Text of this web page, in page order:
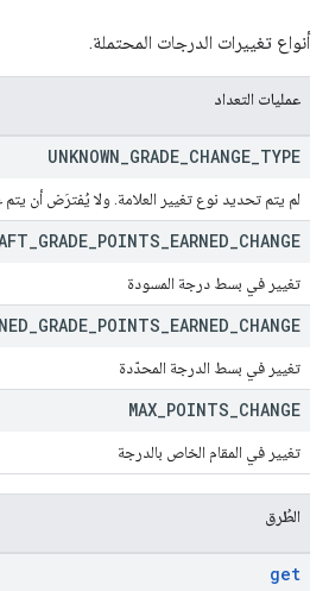
أنواع تغييرات الدرجات المحتملة.
عمليات التعداد
UNKNOWN GRADE CHANGE TYPE
لم يتم تحديد نوع تغيير العلامة. ولا يُفترَض أن يتم
GRADE POINTS EARNED CHANGE
تغيير في بسط درجة المسودة
GRADE POINTS EARNED CHANGE
تغيير في بسط الدرجة المحدّدة
MAX POINTS CHANGE
تغيير في المقام الخاص بالدرجة
الطُرق
get